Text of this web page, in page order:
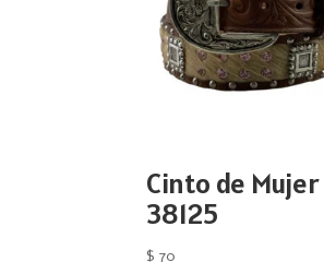
Cinto de Mujer
38125
$ 70